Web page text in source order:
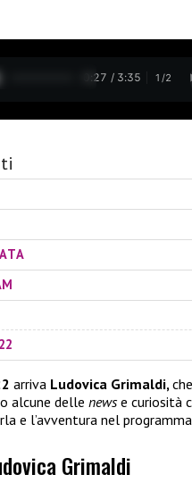
0:28 / 3:35 1 /2
arriva Ludovica Grimaldi,
alcune delle newse curiosità
e l’avventura nel
Grimaldi